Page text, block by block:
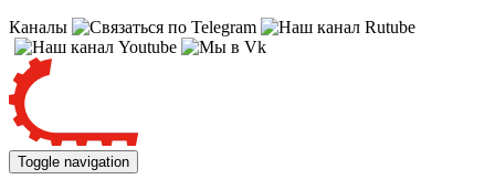
Каналы
Toggle navigation